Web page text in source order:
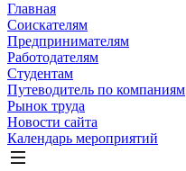
Главная
Соискателям
Предпринимателям
Работодателям
Студентам
Путеводитель по компаниям
Рынок труда
Новости сайта
Календарь мероприятий